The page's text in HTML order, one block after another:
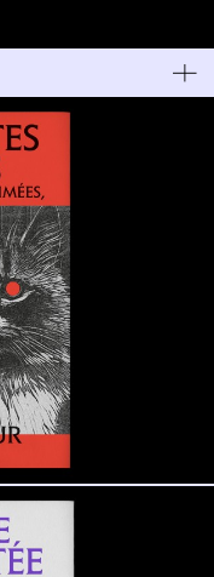
de Pauline